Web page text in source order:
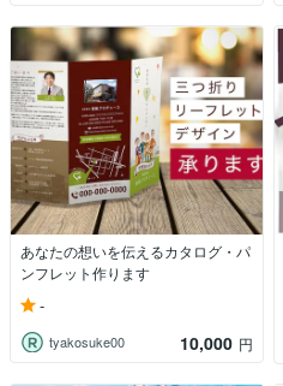
あなたの想いを伝えるカタログ・パ
ンフレット作ります
-
tyakosuke00 10,000 円